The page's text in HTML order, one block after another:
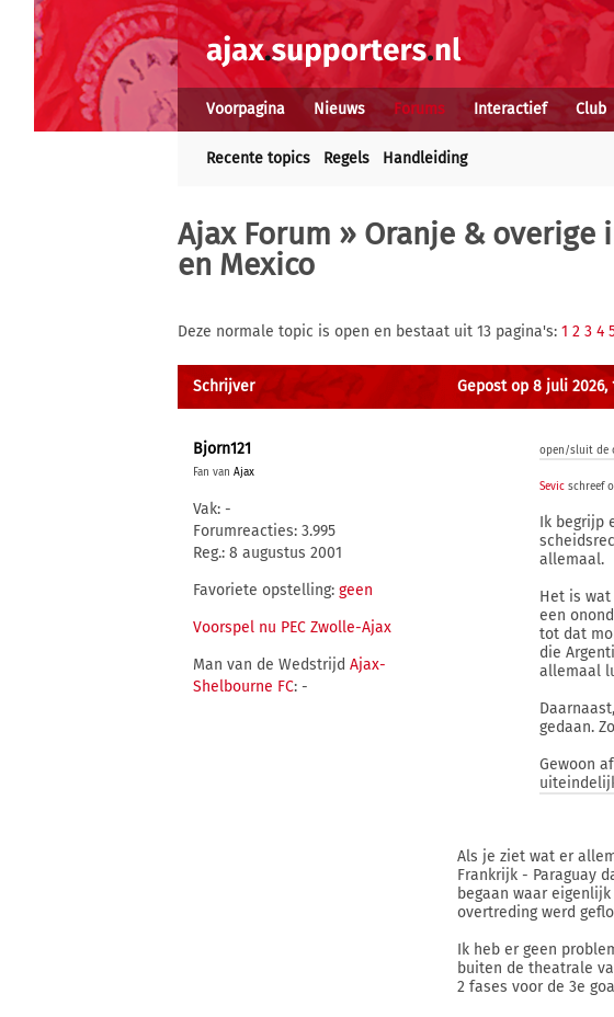
Voorpagina Nieuws Forums Interactief Club
Recente topics Regels Handleiding
Ajax Forum » Oranje & overige
en Mexico
Deze normale topic is open en bestaat uit 13 pagina's: 1 2 3 4
Schrijver Gepost op 8 juli 2026,
Bjorn121
Fan van Ajax
Vak: -
Forumreacties: 3.995
Reg.: 8 augustus 2001
Favoriete opstelling: geen
Voorspel nu PEC Zwolle-Ajax
Man van de Wedstrijd Ajax-
Shelbourne FC: -
open/sluit de
Sevic schreef
Ik begrijp
allemaal.
Het is
een
tot dat
die
allemaal
gedaan.
Gewoon
Als je ziet wat er
Frankrijk - Paraguay
begaan waar
overtreding werd
Ik heb er geen
buiten de theatrale
2 fases voor de 3e